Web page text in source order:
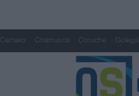
Cartaxo Chamusca Coruche Golegã